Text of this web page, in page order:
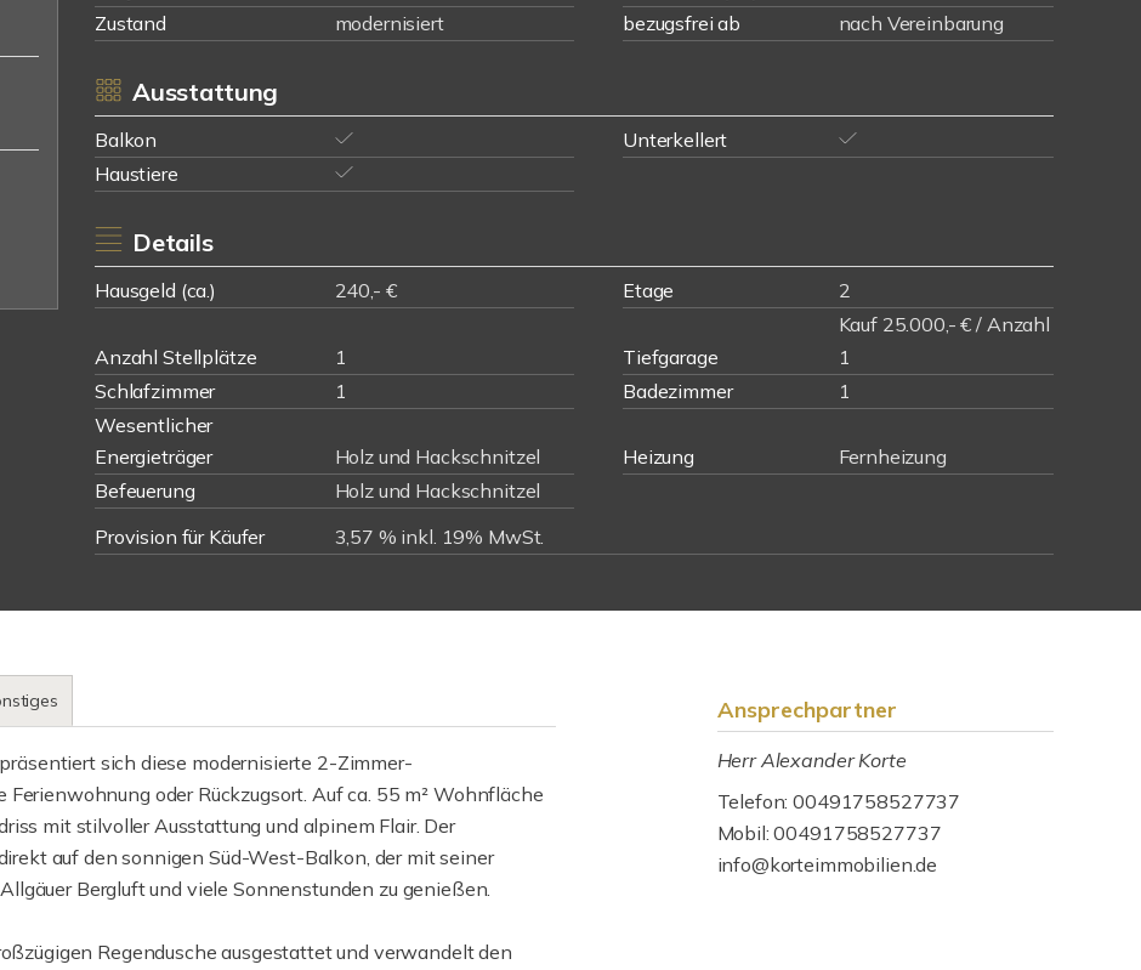
Zustand
modernisiert bezugsfrei ab nach Vereinbarung
Ausstattung
Balkon
Unterkellert
Haustiere
Details
Hausgeld (ca.) 240,- € Etage 2
Anzahl Stellplätze 1 Tiefgarage
Kauf 25.000,- € / Anzahl
1
Schlafzimmer
1 Badezimmer
1
Wesentlicher
Energieträger
Holz und Hackschnitzel Heizung
Fernheizung
Befeuerung
Holz und Hackschnitzel
Provision für Käufer
3,57 % inkl. 19% MwSt.
sich diese modernisierte 2-Zimmer-
oder Rückzugsort. Auf ca. 55 m² Wohnfläche
mit stilvoller Ausstattung und alpinem Flair. Der
auf den sonnigen Süd-West-Balkon, der mit seiner
Bergluft und viele Sonnenstunden zu genießen.
Regendusche ausgestattet und verwandelt den
Ansprechpartner
Herr Alexander Korte
Telefon: 00491758527737
Mobil: 00491758527737
info@korteimmobilien.de